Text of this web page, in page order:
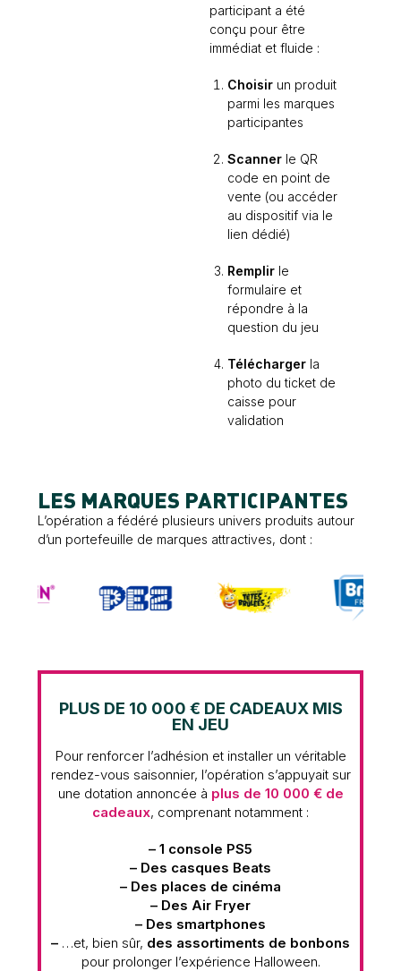
participant a été
conçu pour être
immédiat et fluide :
Choisir un produit
parmi les marques
participantes
Scanner le QR
code en point de
vente (ou accéder
au dispositif via le
lien dédié)
Remplir le
formulaire et
répondre à la
question du jeu
Télécharger la
photo du ticket de
caisse pour
validation
LES MARQUES PARTICIPANTES
L’opération a fédéré plusieurs univers produits autour
d’un portefeuille de marques attractives, dont :
PLUS DE 10 000 € DE CADEAUX MIS
EN JEU
Pour renforcer l’adhésion et installer un véritable
rendez-vous saisonnier, l’opération s’appuyait sur
une dotation annoncée à plus de 10 000 € de
cadeaux, comprenant notamment :
– 1 console PS5
– Des casques Beats
– Des places de cinéma
– Des Air Fryer
– Des smartphones
– …et, bien sûr, des assortiments de bonbons
pour prolonger l’expérience Halloween.